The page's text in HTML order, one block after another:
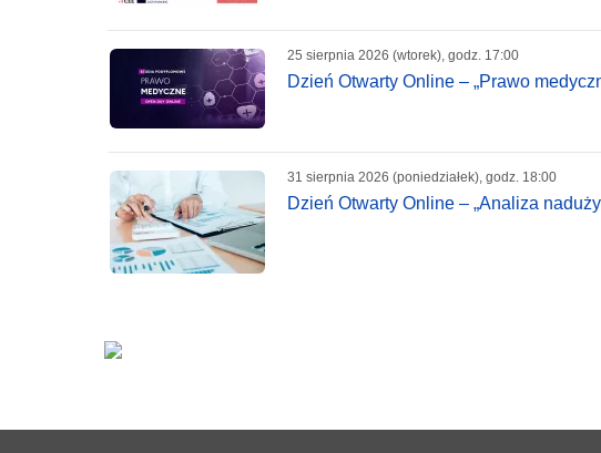
25 sierpnia 2026 (wtorek), godz. 17:00
Dzień Otwarty Online – „Prawo
31 sierpnia 2026 (poniedziałek), godz. 18:00
Dzień Otwarty Online – „Analiza